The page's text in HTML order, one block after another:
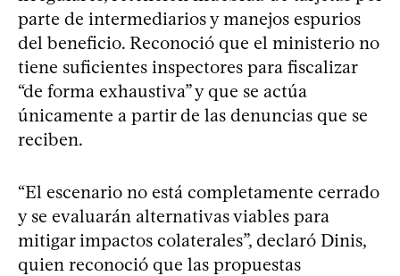
parte de intermediarios y manejos espurios
del beneficio. Reconoció que el ministerio no
tiene suficientes inspectores para fiscalizar
“de forma exhaustiva” y que se actúa
únicamente a partir de las denuncias que se
reciben.
“El escenario no está completamente cerrado
y se evaluarán alternativas viables para
mitigar impactos colaterales”, declaró Dinis,
quien reconoció que las propuestas